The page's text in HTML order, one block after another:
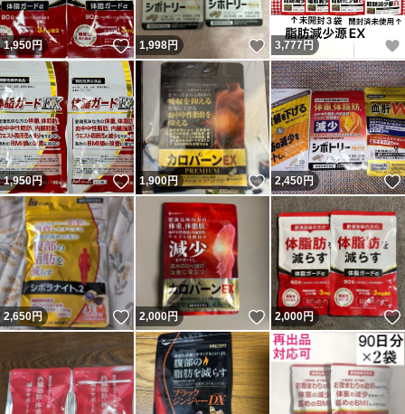
1,950円 いいね！
1,998円 いいね！
3,777 円
1,950円 いいね！
1,900円 いいね！
2,450円
2,650円 いいね！
2,000円 いいね！
2,000円